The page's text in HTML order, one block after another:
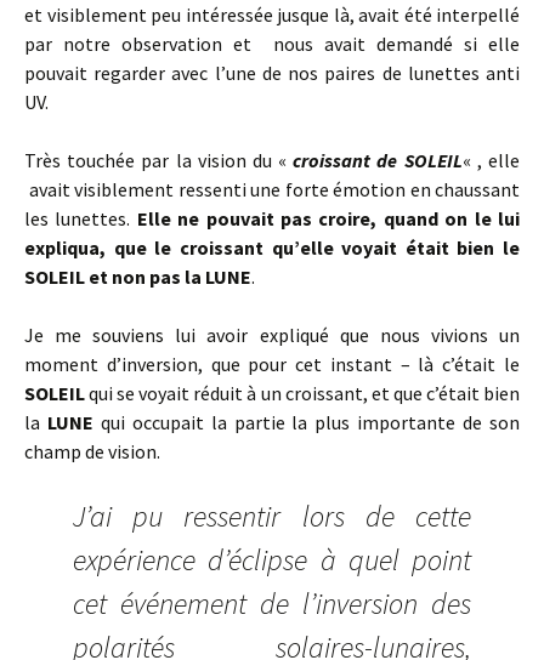
et visiblement peu intéressée jusque là, avait été interpellé
par notre observation et nous avait demandé si elle
pouvait regarder avec l’une de nos paires de lunettes anti
UV.
Très touchée par la vision du «croissant de SOLEIL« , elle
avait visiblement ressenti une forte émotion en chaussant
les lunettes. Elle ne pouvait pas croire, quand on le lui
expliqua, que le croissant qu’elle voyait était bien le
SOLEIL et non pas la LUNE.
Je me souviens lui avoir expliqué que nous vivions un
moment d’inversion, que pour cet instant – là c’était le
SOLEILqui se voyait réduit à un croissant, et que c’était bien
la LUNE qui occupait la partie la plus importante de son
champ de vision.
J’ai pu ressentir lors de cette
expérience d’éclipse à quel point
cet événement de l’inversion des
polarités solaires-lunaires,